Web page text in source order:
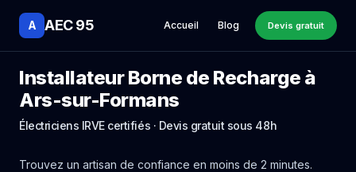
A AEC 95 Accueil Blog Devis gratuit
Installateur Borne de Recharge à
Ars-sur-Formans
Électriciens IRVE certifiés · Devis gratuit sous 48h
Trouvez un artisan de confiance en moins de 2 minutes.